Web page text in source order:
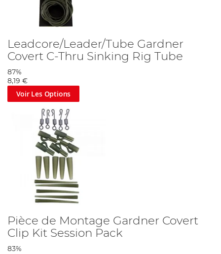
Leadcore/Leader/Tube Gardner
Covert C-Thru Sinking Rig Tube
87%
8,19 €
Voir Les Options
Pièce de Montage Gardner Covert
Clip Kit Session Pack
83%